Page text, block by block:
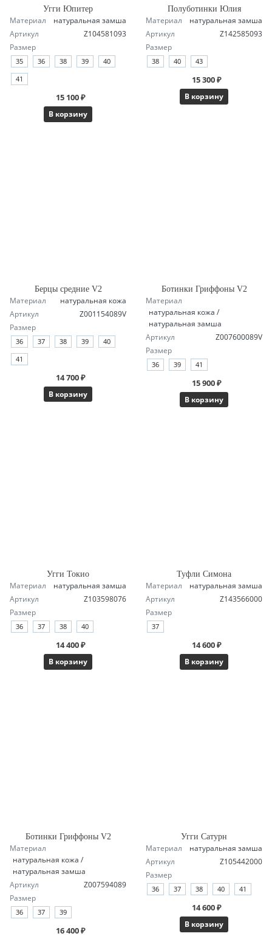
Угги Юпитер
Материал
натуральная замша
Артикул
Z104581093
Размер
35 36 38 39
40
41
15 100 ₽
В корзину
Полуботинки Юлия
Материал
натуральная замша
Артикул
Z142585093
Размер
38 40 43
15 300 ₽
В корзину
Берцы средние V2
Материал
натуральная кожа
Артикул
Z001154089V
Размер
36 37 38 39
40
41
14 700 ₽
В корзину
Ботинки Гриффоны V2
Материал
натуральная кожа /
натуральная замша
Артикул
Z007600089V
Размер
36 39 41
15 900 ₽
В корзину
Угги Токио
Материал
натуральная замша
Артикул
Z103598076
Размер
36 37 38 40
14 400 ₽
В корзину
Туфли Симона
Материал
натуральная замша
Артикул
Z143566000
Размер
37
14 600 ₽
В корзину
Ботинки Гриффоны V2
Материал
натуральная кожа /
натуральная замша
Артикул
Z007594089
Размер
36 37 39
16 400 ₽
Угги Сатурн
Материал
натуральная замша
Артикул
Z105442000
Размер
36 37 38 40 41
14 600 ₽
В корзину